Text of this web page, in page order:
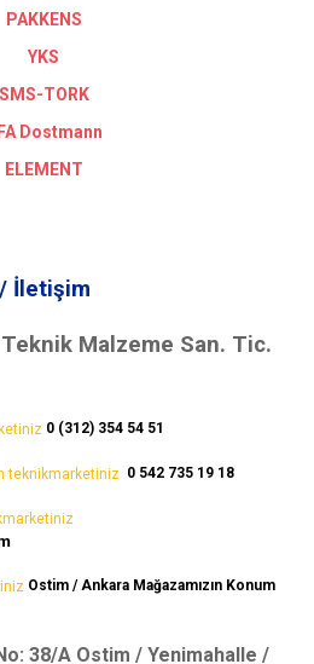
PAKKENS
YKS
SMS-TORK
Dostmann
ELEMENT
İletişim
Malzeme San. Tic.
0 (312) 354 54 51
0 542 735 19 18
Ostim / Ankara Mağazamızın Konum
38/A Ostim / Yenimahalle /